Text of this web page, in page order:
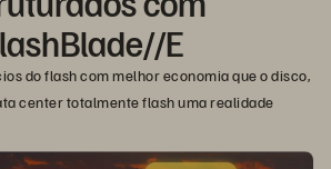
E
do flash com melhor economia que o disco,
center totalmente flash uma realidade